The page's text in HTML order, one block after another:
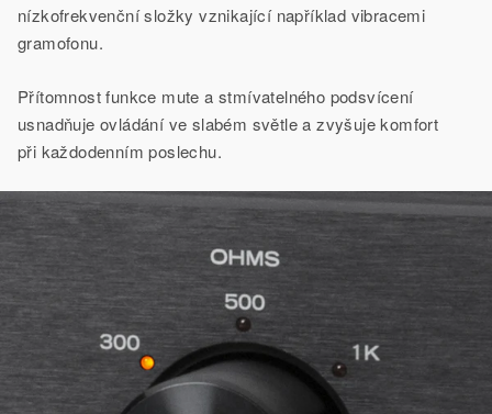
nízkofrekvenční složky vznikající například vibracemi
gramofonu.
Přítomnost funkce mute a stmívatelného podsvícení
usnadňuje ovládání ve slabém světle a zvyšuje komfort
při každodenním poslechu.